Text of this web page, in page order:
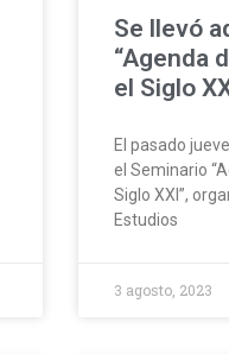
Se llevó
“Agenda
el Siglo
El pasado
el Seminario
Siglo XXI”,
Estudios
3 agosto, 2023